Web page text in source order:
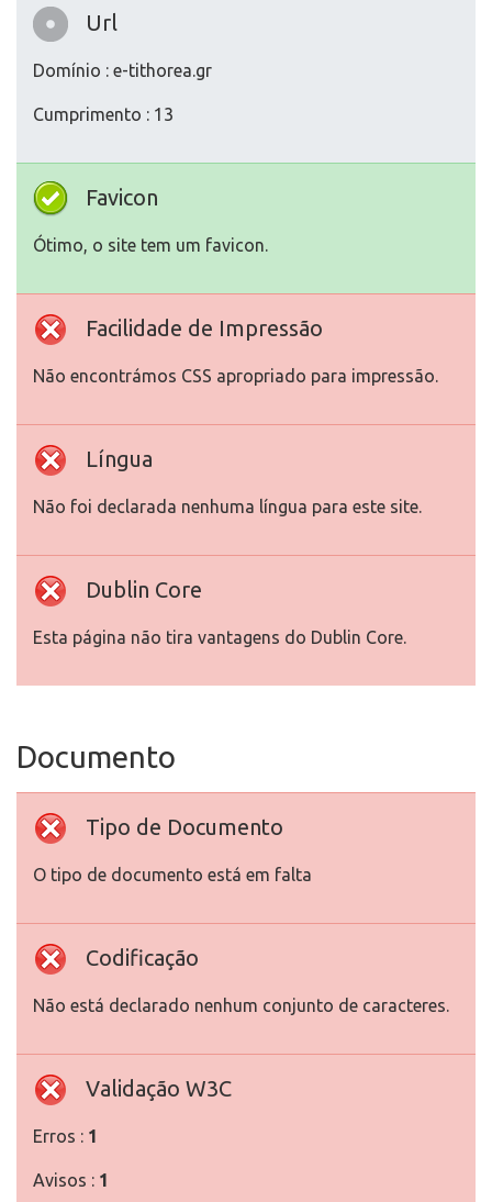
Url
Domínio : e-tithorea.gr
Cumprimento : 13
Favicon
Ótimo, o site tem um favicon.
Facilidade de Impressão
Não encontrámos CSS apropriado para impressão.
Língua
Não foi declarada nenhuma língua para este site.
Dublin Core
Esta página não tira vantagens do Dublin Core.
Documento
Tipo de Documento
O tipo de documento está em falta
Codificação
Não está declarado nenhum conjunto de caracteres.
Validação W3C
Erros : 1
Avisos : 1